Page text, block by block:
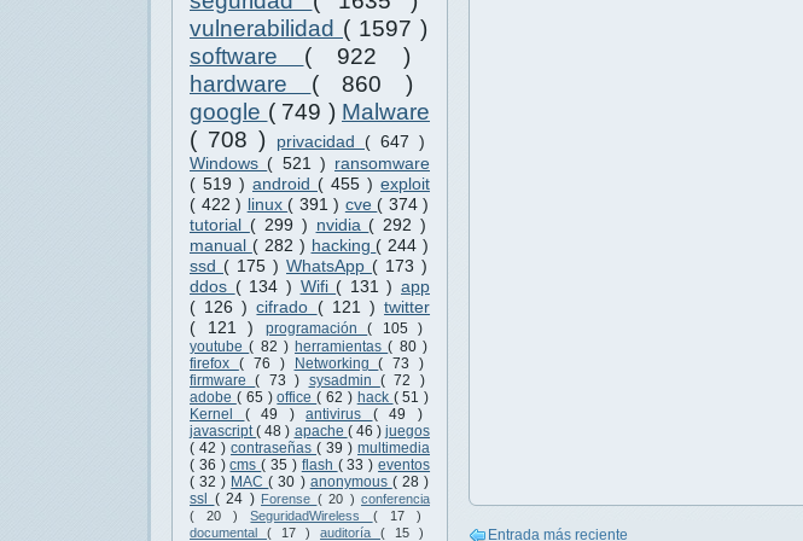
vulnerabilidad ( 1597 )
software ( 922 )
hardware ( 860 )
google ( 749 ) Malware
( 708 )
privacidad ( 647 )
Windows ( 521 ) ransomware
( 519 ) android ( 455 ) exploit
( 422 ) linux ( 391 ) cve ( 374 )
tutorial ( 299 ) nvidia ( 292 )
manual ( 282 ) hacking ( 244 )
ssd ( 175 ) WhatsApp ( 173 )
ddos ( 134 ) Wifi ( 131 ) app
( 126 )cifrado ( 121 )twitter
( 121 ) programación( 105 )
youtube( 82 ) herramientas( 80 )
firefox ( 76 ) Networking( 73 )
firmware( 73 ) sysadmin ( 72 )
adobe ( 65 )office( 62 ) hack ( 51 )
Kernel ( 49 ) antivirus ( 49 )
javascript( 48 ) apache ( 46 ) juegos
( 42 ) contraseñas ( 39 ) multimedia
( 36 )cms( 35 ) flash ( 33 )eventos
( 32 ) MAC( 30 ) anonymous ( 28 )
ssl ( 24 ) Forense ( 20 ) conferencia
( 20 )SeguridadWireless ( 17 )
documental ( 17 ) auditoría ( 15 ) Entrada más reciente